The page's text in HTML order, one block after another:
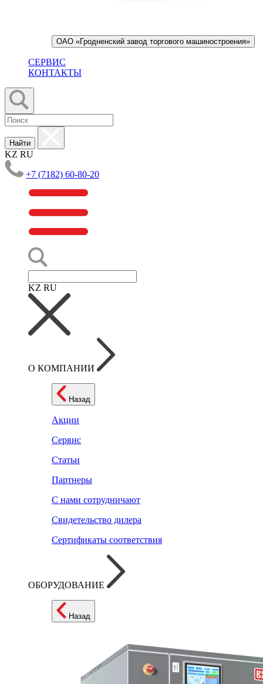
ОАО «Гродненский завод торгового машиностроения»
СЕРВИС
КОНТАКТЫ
Найти
KZ RU
+7 (7182) 60-80-20
KZ RU
О КОМПАНИИ
Назад
Акции
Сервис
Статьи
Партнеры
С нами сотрудничают
Свидетельство дилера
Сертификаты соответствия
ОБОРУДОВАНИЕ
Назад